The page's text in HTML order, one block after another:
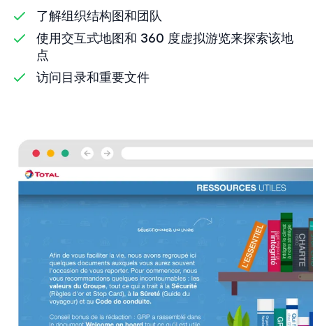
了解组织结构图和团队
使用交互式地图和 360 度虚拟游览来探索该地
点
访问目录和重要文件